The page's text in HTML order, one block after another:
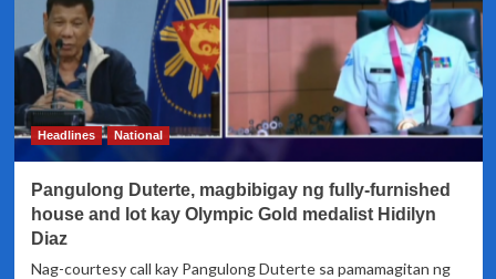
pa,
Olympic
na!
Headlines National
Pangulong Duterte, magbibigay ng fully-furnished
house and lot kay Olympic Gold medalist Hidilyn
Diaz
Nag-courtesy call kay Pangulong Duterte sa pamamagitan ng